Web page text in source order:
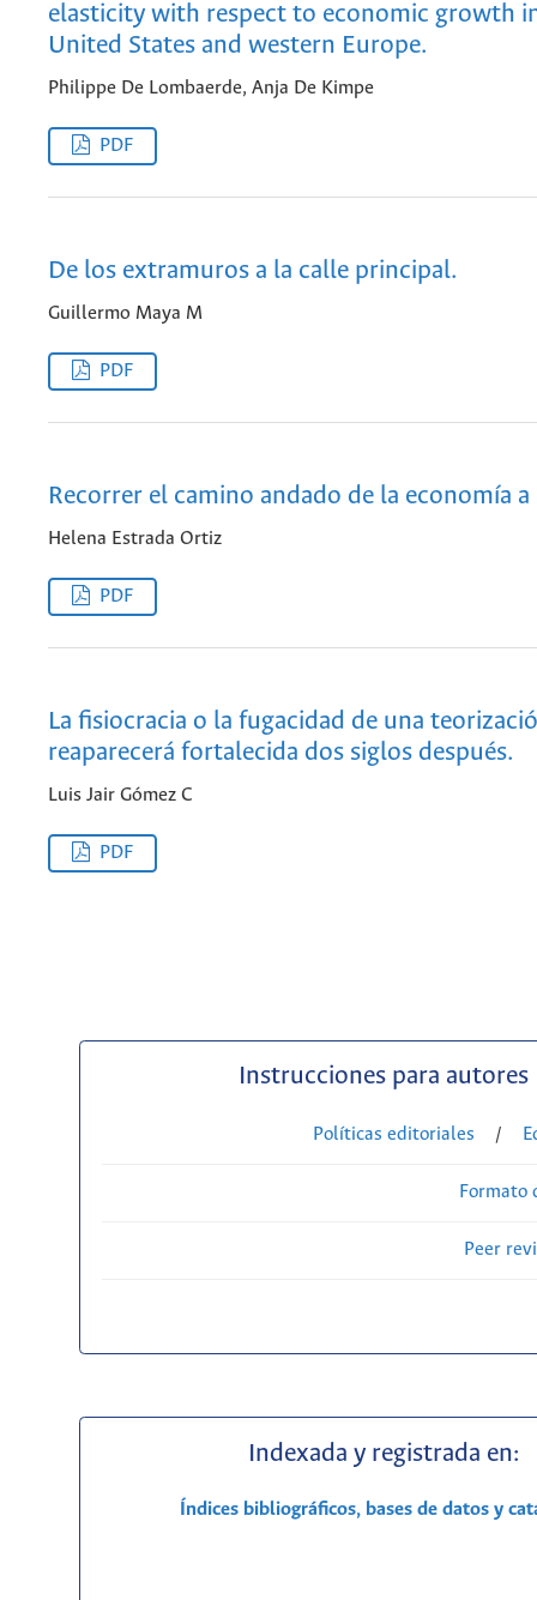
elasticity with respect to economic growth
United States and western Europe.
Philippe De Lombaerde, Anja De Kimpe
PDF
De los extramuros a la calle principal.
Guillermo Maya M
PDF
Recorrer el camino andado de la economía
Helena Estrada Ortiz
PDF
La fisiocracia o la fugacidad de una
reaparecerá fortalecida dos siglos después.
Luis Jair Gómez C
PDF
Instrucciones para autores
Políticas editoriales /
Formato
Peer
Indexada y registrada en:
Índices bibliográficos, bases de datos y